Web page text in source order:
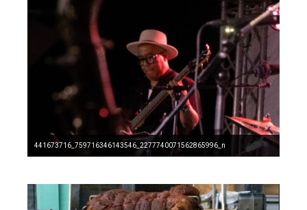
441673716_759716346143546_2277740071562865996_n